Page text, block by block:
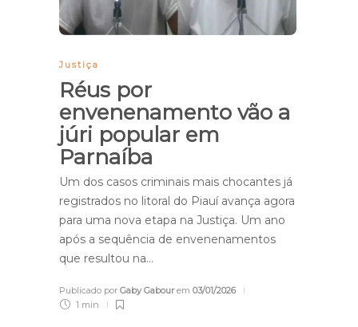
Justiça
Réus por
envenenamento vão a
júri popular em
Parnaíba
Um dos casos criminais mais chocantes já
registrados no litoral do Piauí avança agora
para uma nova etapa na Justiça. Um ano
após a sequência de envenenamentos
que resultou na…
Publicado por Gaby Gabourem 03/01/2026
1 min